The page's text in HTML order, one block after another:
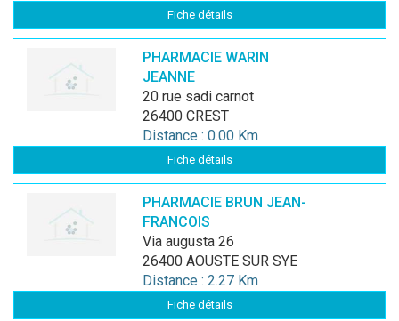
Fiche détails
PHARMACIE WARIN
JEANNE
20 rue sadi carnot
26400 CREST
Distance : 0.00 Km
Fiche détails
PHARMACIE BRUN JEAN-
FRANCOIS
via augusta 26
26400 AOUSTE SUR SYE
Distance : 2.27 Km
Fiche détails